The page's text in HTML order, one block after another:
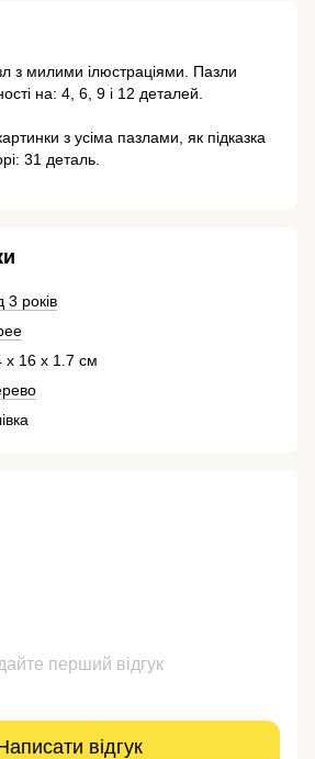
з милими ілюстраціями. Пазли
на: 4, 6, 9 і 12 деталей.
з усіма пазлами, як підказка
31 деталь.
3 років
х 16 х 1.7 см
перший відгук
відгук